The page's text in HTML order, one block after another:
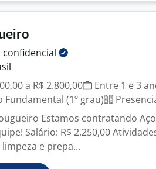
confidencial
a R$ 2.800,00
Entre 1 e 3
Fundamental (1º grau)
Estamos contratando
Salário: R$ 2.250,00
limpeza e prepa...